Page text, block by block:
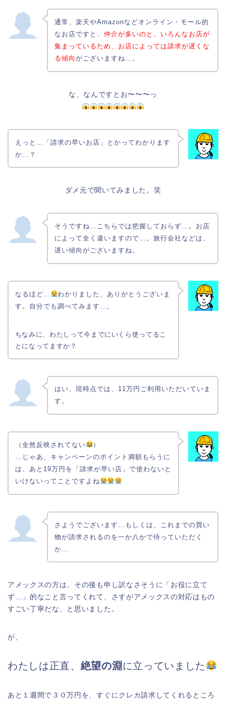
通常、楽天やAmazonなどオンライン・モール的
なお店ですと、 仲介が多いのと、いろんなお店が
集まっているため、お店によっては請求が遅くな
る傾向 がございますね…。
な、なんですとお〜〜〜っ
えっと…「請求の早いお店」とかってわかります
か…？
ダメ元で聞いてみました。笑
そうですね…こちらでは把握しておらず…。お店
によって全く違いますので…。旅行会社などは、
遅い傾向がございますね。
なるほど…
わかりました、ありがとうございま
す。自分でも調べてみます…。
ちなみに、わたしって今までにいくら使ってるこ
とになってますか？
はい、現時点では、11万円ご利用いただいていま
す。
（全然反映されてない
）
…じゃあ、キャンペーンのポイント満額もらうに
は、あと19万円を「請求が早い店」で使わないと
いけないってことですよね
さようでございます…もしくは、これまでの買い
物が請求されるのを一か八かで待っていただく
か…
アメックスの方は、その後も申し訳なさそうに「お役に立て
ず…」的なこと言ってくれて、さすがアメックスの対応はもの
すごい丁寧だな、と思いました。
が、
わたしは正直、 絶望の淵 に立っていました
あと１週間で３０万円を、すぐにクレカ請求してくれるところ